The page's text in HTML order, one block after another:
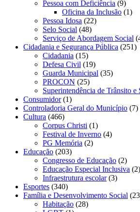
Pessoa com Deficiência (9)
Oficina da Inclusão (1)
Pessoa Idosa (22)
Selo Social (48)
Serviço de Abordagem Social
Cidadania e Segurança Pública (251)
Cidadania (15)
Defesa Civil (19)
Guarda Municipal (35)
PROCON (25)
Superintendência de Trânsito e
Consumidor(1)
Controladoria Geral do Município (7)
Cultura (466)
Corpus Christi (1)
Festival de Inverno (4)
PG Memória (2)
Educação (203)
Congresso de Educação (2)
Educação Especial Inclusiva (2)
Infraestrutura escolar(3)
Esportes (340)
Família e Desenvolvimento Social
Habitação (28)